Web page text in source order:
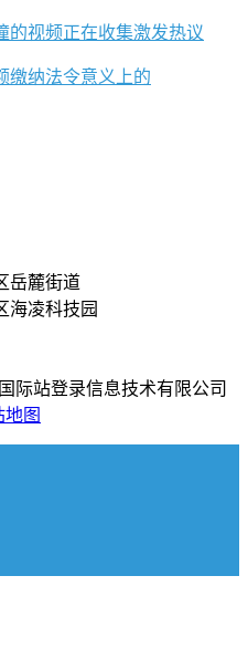
的视频正在收集激发热议
缴纳法令意义上的
岳麓街道
海凌科技园
际站登录信息技术有限公司
地图